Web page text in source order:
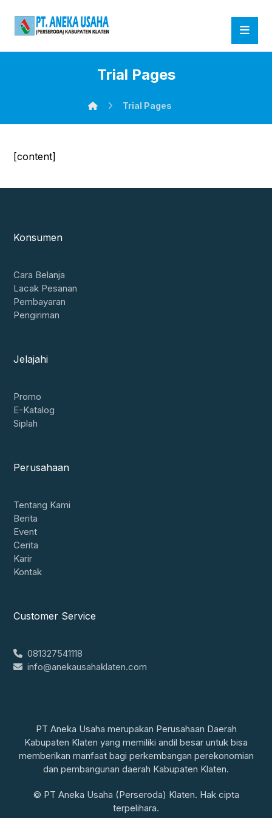
Trial Pages
Trial Pages
[content]
Konsumen
Cara Belanja
Lacak Pesanan
Pembayaran
Pengiriman
Jelajahi
Promo
E-Katalog
Siplah
Perusahaan
Tentang Kami
Berita
Event
Cerita
Karir
Kontak
Customer Service
081327541118
info@anekausahaklaten.com
PT Aneka Usaha merupakan Perusahaan Daerah
Kabupaten Klaten yang memiliki andil besar untuk bisa
memberikan manfaat bagi perkembangan perekonomian
dan pembangunan daerah Kabupaten Klaten.
© PT Aneka Usaha (Perseroda) Klaten. Hak cipta
terpelihara.